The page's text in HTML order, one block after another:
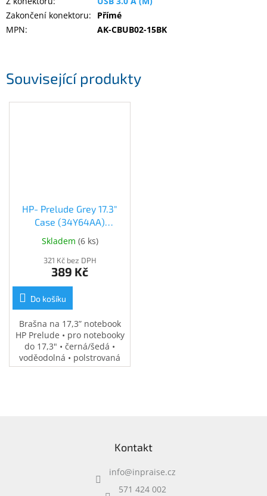
Inpraise
Kamerové
Doprodej
Přihlášení
Související produkty
HP- Prelude Grey 17.3"
Case (34Y64AA)
(34Y64AA)
Skladem (6 ks)
321 Kč bez DPH
389 Kč
Do košíku
Brašna na 17,3” notebook
HP Prelude • pro notebooky
do 17,3" • černá/šedá •
voděodolná • polstrovaná
přihrádka na notebook •
Zakončení konektoru:
Přímé
MPN: AK-CBUB02-15BK
Kontakt
info@inpraise.cz
571 424 002